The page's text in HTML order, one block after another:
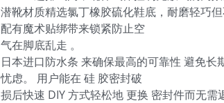
潜靴材质精选氯丁橡胶硫化鞋底，耐磨轻巧
配有魔术贴绑带来锁紧防止空
气在脚底乱走 。
日本进口防水条 来确保最高的可靠性 避免长
忧虑。 用户能在 硅 胶密封破
损后快速 DIY 方式轻松地 更换 密封件而无需